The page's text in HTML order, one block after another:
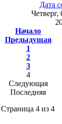
Дата
Четверг,
Начало
Предыдущая
1
2
3
4
Следующая
Последняя
Страница 4 из 4